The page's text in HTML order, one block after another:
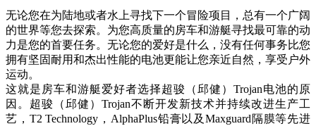
无论您在为陆地或者水上寻找下一个冒险项目，总有一个广阔
的世界等您去探索。为您高质量的房车和游艇寻找最可靠的动
力是您的首要任务。无论您的爱好是什么，没有任何事务比您
拥有坚固耐用和杰出性能的电池更能让您亲近自然，享受户外
运动。
这就是房车和游艇爱好者选择超骏（邱健）Trojan电池的原
因。超骏（邱健）Trojan不断开发新技术并持续改进生产工
艺，T2 Technology，AlphaPlus铅膏以及Maxguard隔膜等先进